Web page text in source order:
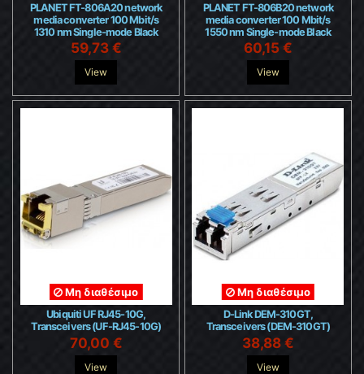
PLANET FT-806A20 network
media converter 100 Mbit/s
1310 nm Single-mode Black
59,73 €
View
PLANET FT-806B20 network
media converter 100 Mbit/s
1550 nm Single-mode Black
60,15 €
View
Μη διαθέσιμο
Ubiquiti UF RJ45-10G,
Transceivers (UF-RJ45-10G)
70,00 €
View
Μη διαθέσιμο
D-Link DEM-310GT,
Transceivers (DEM-310GT)
38,88 €
View